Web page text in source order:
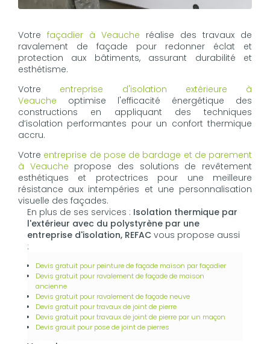
Votre façadier à Veauche réalise des travaux de
ravalement de façade pour redonner éclat et
protection aux bâtiments, assurant durabilité et
esthétisme.
Votre entreprise d'isolation extérieure à
Veauche optimise l'efficacité énergétique des
constructions en appliquant des techniques
d’isolation performantes pour un confort thermique
accru.
Votre entreprise de pose de bardage et de parement
à Veauche propose des solutions de revêtement
esthétiques et protectrices pour une meilleure
résistance aux intempéries et une personnalisation
visuelle des façades.
En plus de ses services : Isolation thermique par
l'extérieur avec du polystyrène par une
entreprise d'isolation, REFAC vous propose aussi
:
Devis gratuit pour peinture de façade maison par façadier
Devis gratuit pour ravalement de façade de maison
ancienne
Devis gratuit pour ravalement de façade neuve
Devis gratuit pour travaux de joint de pierre
Devis gratuit pour travaux de joint de pierre par un maçon
Devis grauit pour pose de joint de pierres